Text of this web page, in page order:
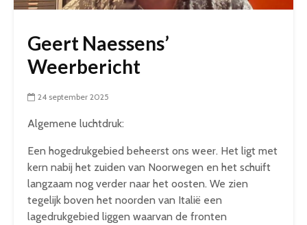
Geert Naessens’
Weerbericht
24 september 2025
Algemene luchtdruk:
Een hogedrukgebied beheerst ons weer. Het ligt met
kern nabij het zuiden van Noorwegen en het schuift
langzaam nog verder naar het oosten. We zien
tegelijk boven het noorden van Italië een
lagedrukgebied liggen waarvan de fronten